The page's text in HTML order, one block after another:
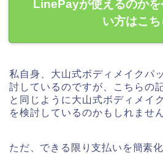
LinePayが使えるのかを
い方はこち
私自身、大山式ボディメイクパ
討しているのですが、こちらの
と同じように大山式ボディメイ
を検討しているのかもしれません
ただ、できる限り支払いを簡素